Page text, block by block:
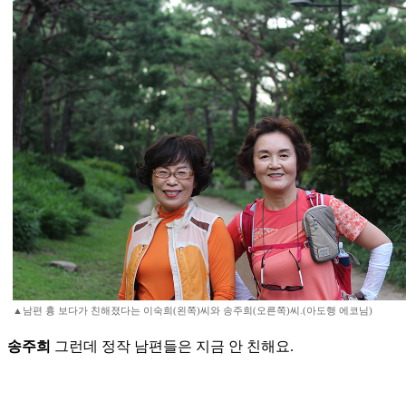
▲남편 흉 보다가 친해졌다는 이숙희(왼쪽)씨와 송주희(오른쪽)씨.(아도행 에코님)
송주희 그런데 정작 남편들은 지금 안 친해요.